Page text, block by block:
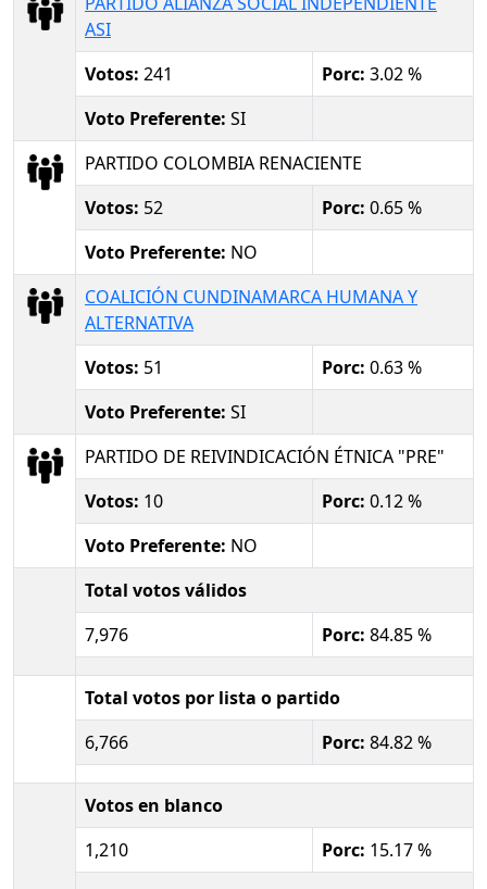
ASI
Votos: 241 Porc: 3.02 %
Voto Preferente: SI
PARTIDO COLOMBIA RENACIENTE
Votos: 52 Porc: 0.65 %
Voto Preferente: NO
COALICIÓN CUNDINAMARCA HUMANA Y
ALTERNATIVA
Votos: 51 Porc: 0.63 %
Voto Preferente: SI
PARTIDO DE REIVINDICACIÓN ÉTNICA "PRE"
Votos: 10 Porc: 0.12 %
Voto Preferente: NO
Total votos válidos
7,976
Porc: 84.85 %
Total votos por lista o partido
6,766
Porc: 84.82 %
Votos en blanco
1,210
Porc: 15.17 %